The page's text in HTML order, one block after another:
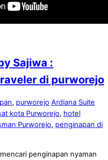
Sajiwa :
di purworejo
, purworejo Ardiana Suite
kota Purworejo, hotel
Purworejo, penginapan di
penginapan nyaman